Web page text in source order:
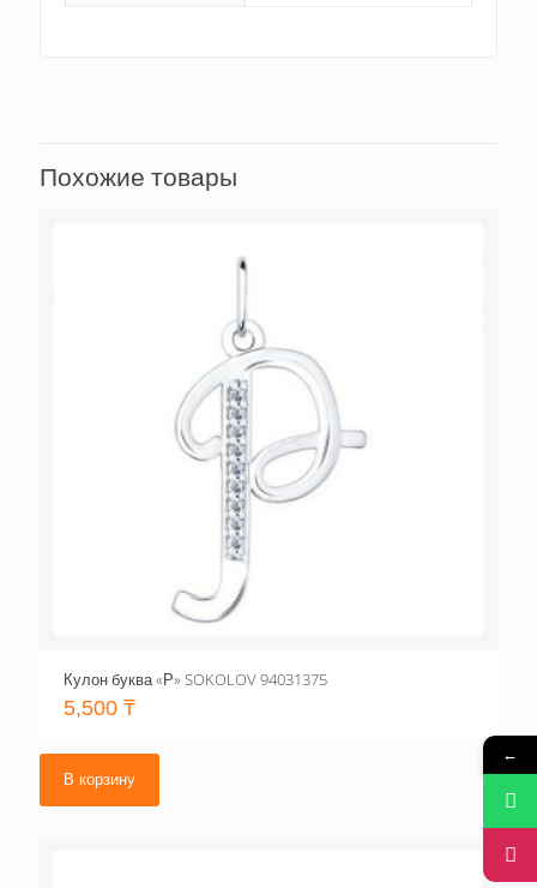
Похожие товары
Кулон буква «Р» SOKOLOV 94031375
5,500 ₸
В корзину
←